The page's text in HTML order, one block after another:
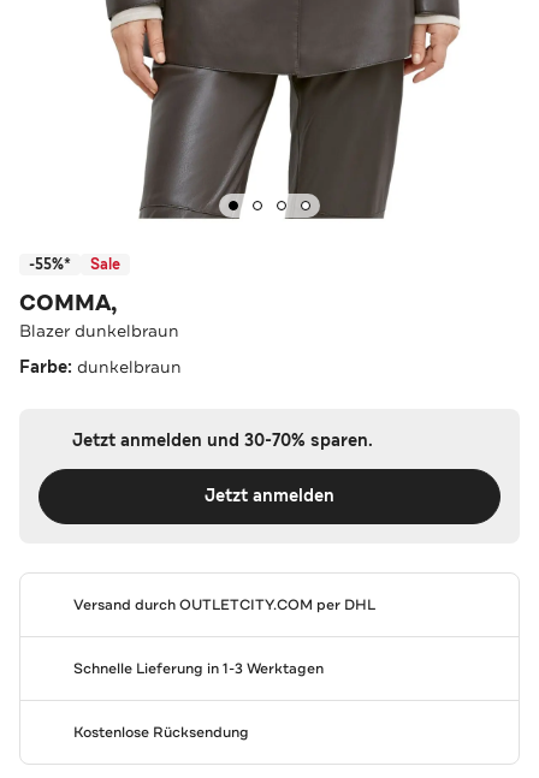
-55%* Sale
COMMA,
Blazer dunkelbraun
Farbe: dunkelbraun
Jetzt anmelden und 30-70% sparen.
Jetzt anmelden
Versand durchOUTLETCITY.COM per DHL
Schnelle Lieferung in 1-3 Werktagen
Kostenlose Rücksendung